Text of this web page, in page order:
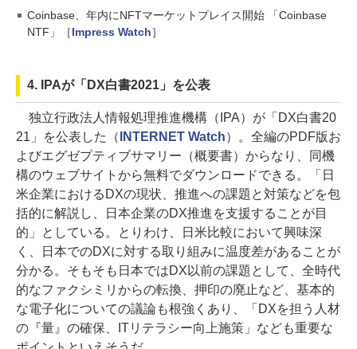
Coinbase、年内にNFTマーケットプレイス開始 「Coinbase
NTF」［Impress Watch］
4. IPAが「DX白書2021」を公表
独立行政法人情報処理推進機構（IPA）が「DX白書20
21」を公表した（ INTERNET Watch）。全編のPDF版お
よびエグゼプティブサマリー（概要書）からなり、同機
構のウェブサイトから無料でダウンロードできる。「日
米企業におけるDXの現状、推進への課題と対策などを包
括的に解説し、日本企業のDX推進を支援することが目
的」としている。とりわけ、日米比較において興味深
く、日本でのDXに対する取り組みに温度差があることが
分かる。そもそも日本ではDX以前の課題として、全時代
的なファクシミリからの転換、押印の廃止など、基本的
な電子化についての議論も根強くあり、「DXを担う人材
の『量』の確保、ITリテラシー向上施策」なども重要な